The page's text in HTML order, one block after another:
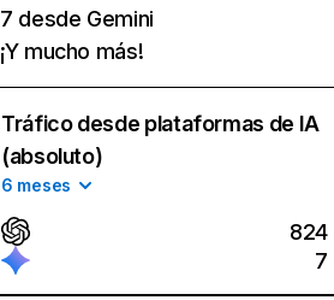
7 desde Gemini
¡Y mucho más!
Tráfico desde plataformas de IA
(absoluto)
6 meses
824
7